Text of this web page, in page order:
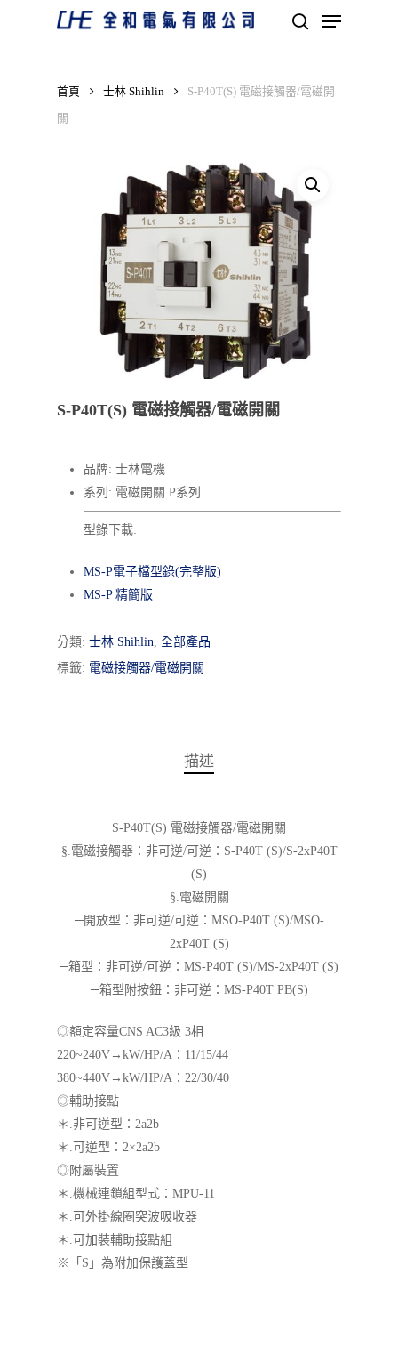
Menu
首頁 士林 Shihlin S-P40T(S) 電磁接觸器/電磁開
關
S-P40T(S) 電磁接觸器/電磁開關
品牌: 士林電機
系列: 電磁開關 P系列
型錄下載:
MS-P電子檔型錄(完整版)
MS-P 精簡版
分類: 士林 Shihlin, 全部產品
標籤: 電磁接觸器/電磁開關
描述
S-P40T(S) 電磁接觸器/電磁開關
§.電磁接觸器：非可逆/可逆：S-P40T (S)/S-2xP40T
(S)
§.電磁開關
─開放型：非可逆/可逆：MSO-P40T (S)/MSO-
2xP40T (S)
─箱型：非可逆/可逆：MS-P40T (S)/MS-2xP40T (S)
─箱型附按鈕：非可逆：MS-P40T PB(S)
◎額定容量CNS AC3級 3相
220~240V→kW/HP/A：11/15/44
380~440V→kW/HP/A：22/30/40
◎輔助接點
＊.非可逆型：2a2b
＊.可逆型：2×2a2b
◎附屬裝置
＊.機械連鎖組型式：MPU-11
＊.可外掛線圈突波吸收器
＊.可加裝輔助接點組
※「S」為附加保護蓋型